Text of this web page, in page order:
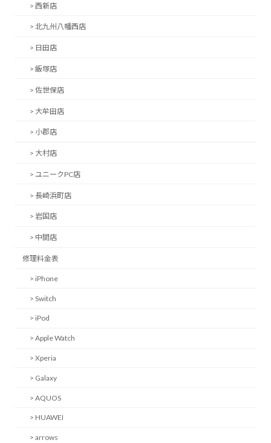
> 西新店
> 北九州八幡西店
> 日田店
> 飯塚店
> 佐世保店
> 大牟田店
> 小郡店
> 大村店
> ユニークPC店
> 長崎浜町店
> 岩国店
> 中間店
修理料金表
> iPhone
> Switch
> iPod
> Apple Watch
> Xperia
> Galaxy
> AQUOS
> HUAWEI
> arrows